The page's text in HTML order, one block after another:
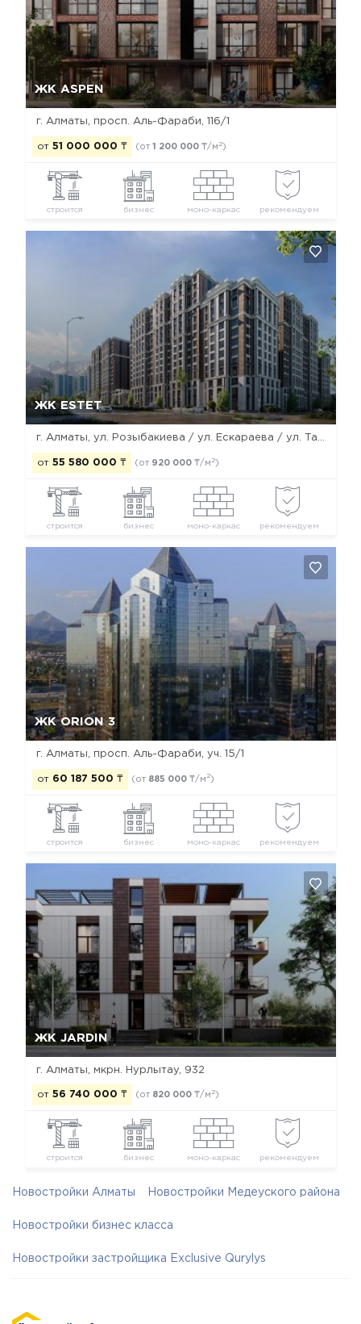
ЖК ASPEN
г. Алматы, просп. Аль-Фараби, 116/1
от 51 000 000 ₸ (от 1 200 000 ₸/м 2)
строится бизнес моно-каркас рекомендуем
Отмена
ЖК ESTET
от 55 580 000 ₸ (от 920 000 ₸/м 2)
строится бизнес моно-каркас рекомендуем
Да, удалить Отмена
ЖК ORION 3
г. Алматы, просп. Аль-Фараби, уч. 15/1
от 60 187 500 ₸ (от 885 000 ₸/м 2)
строится бизнес моно-каркас рекомендуем
Да, удалить Отмена
ЖК JARDIN
г. Алматы, мкрн. Нурлытау, 932
от 56 740 000 ₸ (от 820 000 ₸/м 2)
строится бизнес моно-каркас рекомендуем
Да, удалить Отмена
Новостройки Алматы Новостройки Медеуского района
Новостройки бизнес класса
Новостройки застройщика Exclusive Qurylys